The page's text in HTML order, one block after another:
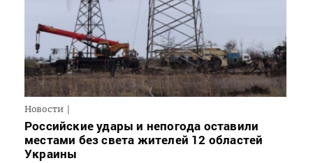
Новости
Российские удары и непогода оставили
местами без света жителей 12 областей
Украины